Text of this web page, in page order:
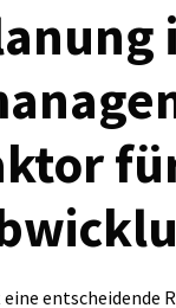
entscheidende